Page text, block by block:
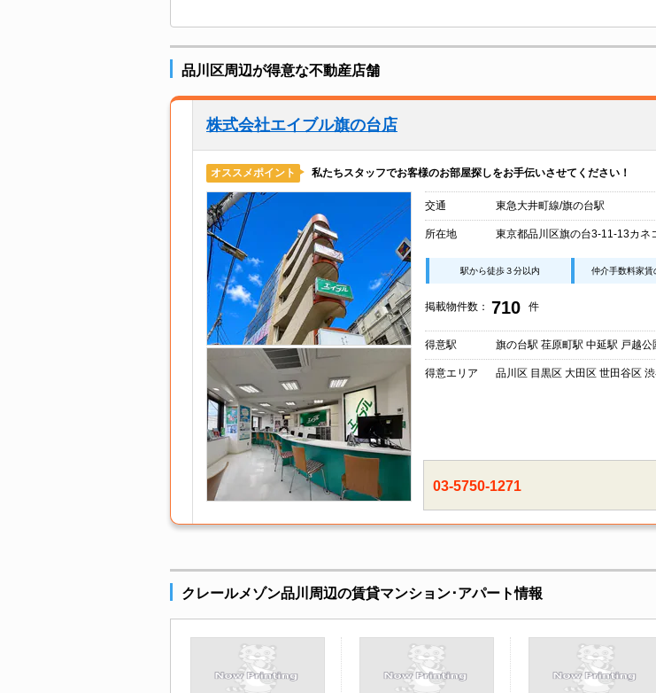
品川区周辺が得意な不動産店舗
株式会社エイブル旗の台店
オススメポイント 私たちスタッフでお客様のお部屋探しをお手伝いさせてください！
交通 東急大井町線/旗の台駅
所在地 東京都品川区旗の台3-11-13カネ
駅から徒歩３分以内 仲介手数料家
掲載物件数： 710 件
得意駅 旗の台駅 荏原町駅 中延駅 戸越公
得意エリア 品川区 目黒区 大田区 世田谷区
03-5750-1271
クレールメゾン品川周辺の賃貸マンション･アパート情報